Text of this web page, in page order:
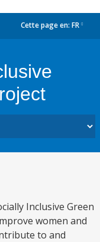
Cette page en: FR
Inclusive Green
women and
to and